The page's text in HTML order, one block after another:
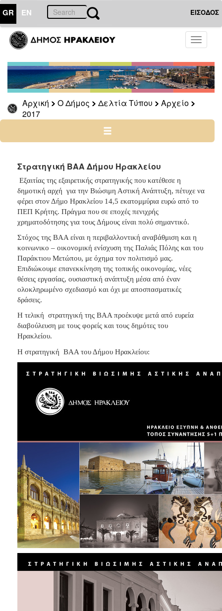
GR EN ΕΙΣΟΔΟΣ
Toggle
Αρχική Ο Δήμος Δελτία Τύπου
Αρχείο
2017
ΔΗΜΟΣ
Δελτία
Τύπου
Αρχείο
2026
2025
2022
2021
2020
2019
2018
2017
2016
2015
2013
2012
2011
2010
ΑΝΘΕΚΤΙΚΗ
ΠΟΛΗ
Στρατηγική ΒΑΑ Δήμου Ηρακλείου
Εξαιτίας της εξαιρετικής στρατηγικής που κατέθεσε η
δημοτική αρχή για την Βιώσιμη Αστική Ανάπτυξη, πέτυχε να
φέρει στον Δήμο Ηρακλείου 14,5 εκατομμύρια ευρώ από το
ΠΕΠ Κρήτης. Πράγμα που σε εποχές πενιχρής
χρηματοδότησης για τους Δήμους είναι πολύ σημαντικό.
Στόχος της ΒΑΑ είναι η περιβαλλοντική αναβάθμιση και η
κοινωνικο – οικονομική ενίσχυση της Παλιάς Πόλης και του
Παράκτιου Μετώπου, με όχημα τον πολιτισμό μας.
Επιδιώκουμε επανεκκίνηση της τοπικής οικονομίας, νέες
θέσεις εργασίας, ουσιαστική ανάπτυξη μέσα από έναν
ολοκληρωμένο σχεδιασμό και όχι με αποσπασματικές
δράσεις.
Η τελική στρατηγική της ΒΑΑ προέκυψε μετά από ευρεία
διαβούλευση με τους φορείς και τους δημότες του
Ηρακλείου.
H στρατηγική ΒΑΑ του Δήμου Ηρακλείου: